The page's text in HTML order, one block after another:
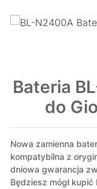
Bateria
do
Nowa zamienna
kompatybilna z
dniowa gwarancja
Będziesz mógł